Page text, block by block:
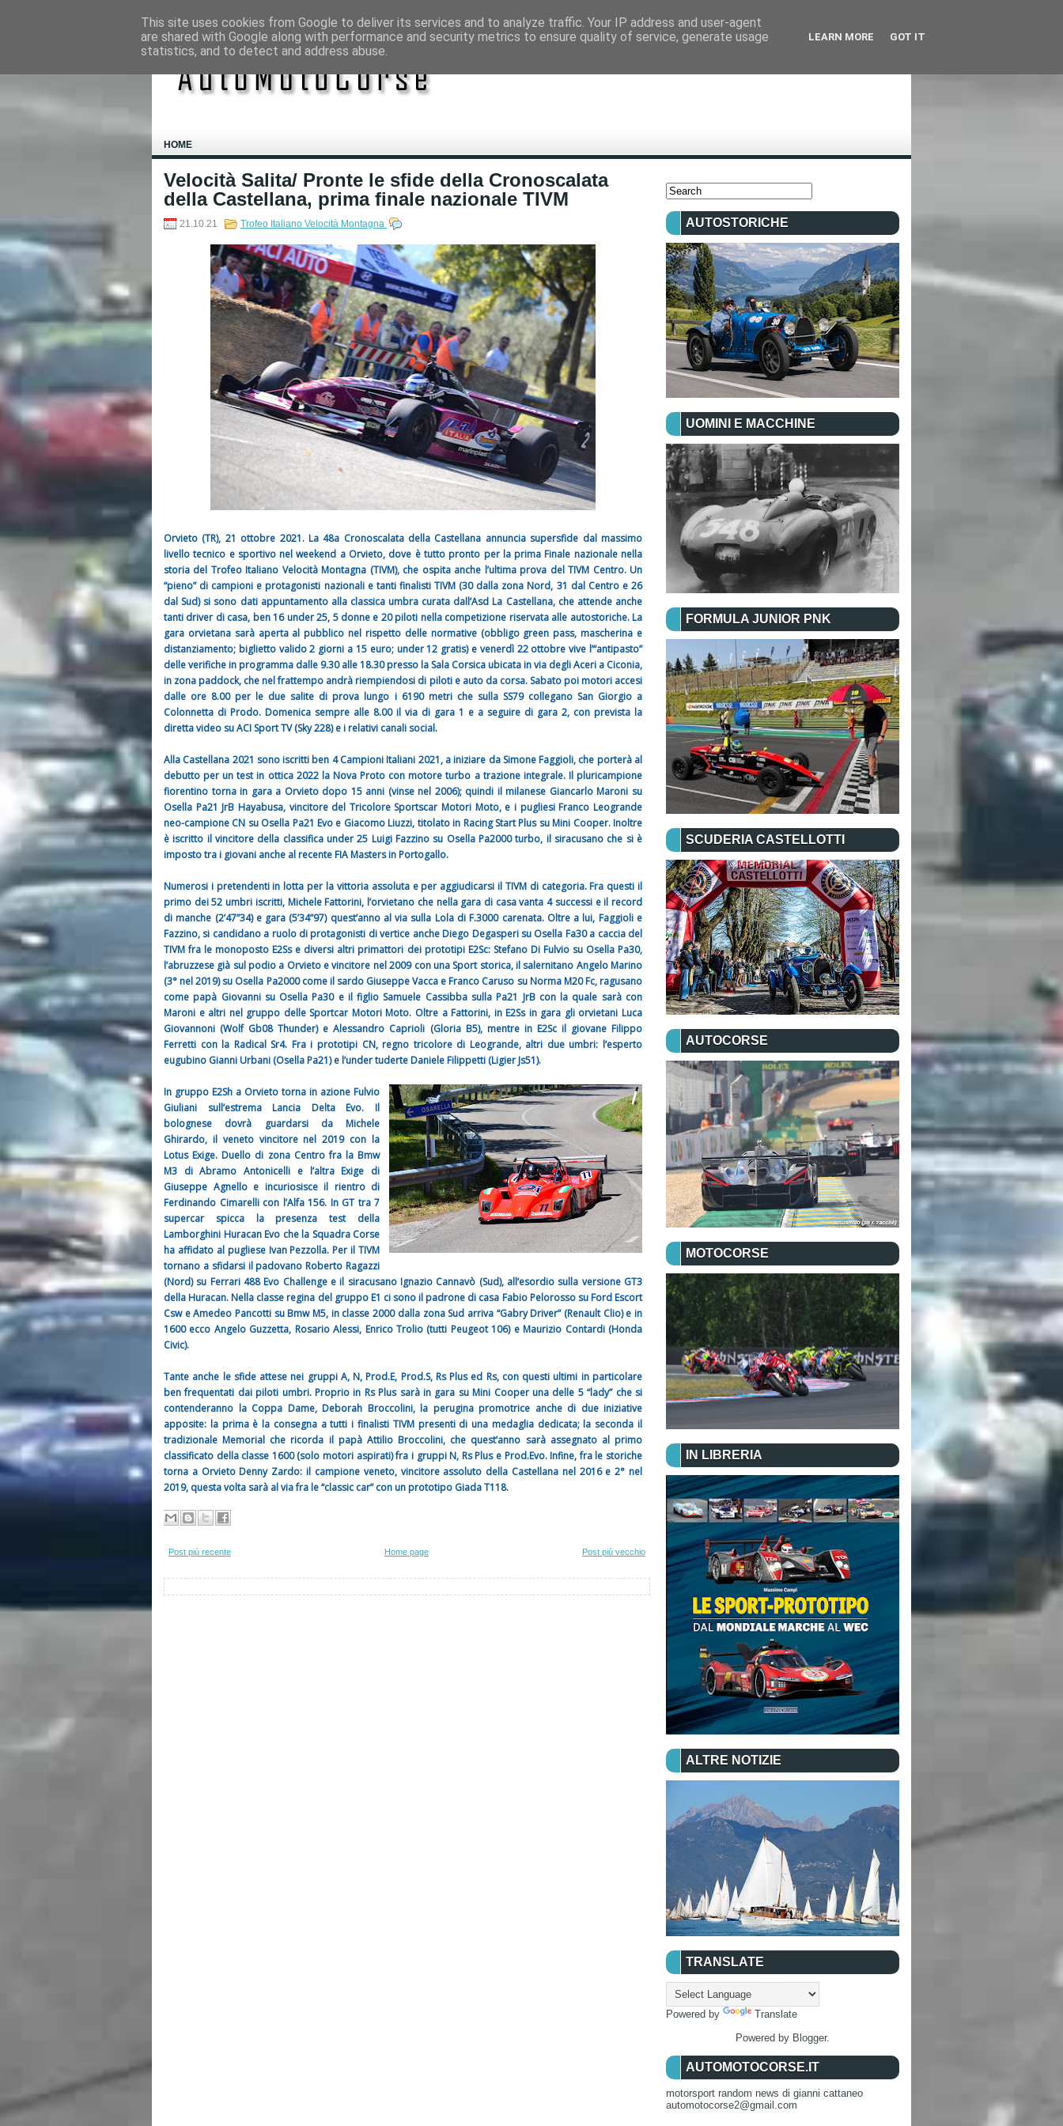
HOME
Velocità Salita/ Pronte le sfide della Cronoscalata
della Castellana, prima finale nazionale TIVM
21.10.21 Trofeo Italiano Velocità Montagna
Orvieto (TR), 21 ottobre 2021. La 48a Cronoscalata della Castellana annuncia supersfide dal massimo
livello tecnico e sportivo nel weekend a Orvieto, dove è tutto pronto per la prima Finale nazionale nella
storia del Trofeo Italiano Velocità Montagna (TIVM), che ospita anche l’ultima prova del TIVM Centro. Un
“pieno” di campioni e protagonisti nazionali e tanti finalisti TIVM (30 dalla zona Nord, 31 dal Centro e 26
dal Sud) si sono dati appuntamento alla classica umbra curata dall’Asd La Castellana, che attende anche
tanti driver di casa, ben 16 under 25, 5 donne e 20 piloti nella competizione riservata alle autostoriche. La
gara orvietana sarà aperta al pubblico nel rispetto delle normative (obbligo green pass, mascherina e
distanziamento; biglietto valido 2 giorni a 15 euro; under 12 gratis) e venerdì 22 ottobre vive l’“antipasto”
delle verifiche in programma dalle 9.30 alle 18.30 presso la Sala Corsica ubicata in via degli Aceri a Ciconia,
in zona paddock, che nel frattempo andrà riempiendosi di piloti e auto da corsa. Sabato poi motori accesi
dalle ore 8.00 per le due salite di prova lungo i 6190 metri che sulla SS79 collegano San Giorgio a
Colonnetta di Prodo. Domenica sempre alle 8.00 il via di gara 1 e a seguire di gara 2, con prevista la
diretta video su ACI Sport TV (Sky 228) e i relativi canali social.
Alla Castellana 2021 sono iscritti ben 4 Campioni Italiani 2021, a iniziare da Simone Faggioli, che porterà al
debutto per un test in ottica 2022 la Nova Proto con motore turbo a trazione integrale. Il pluricampione
fiorentino torna in gara a Orvieto dopo 15 anni (vinse nel 2006); quindi il milanese Giancarlo Maroni su
Osella Pa21 JrB Hayabusa, vincitore del Tricolore Sportscar Motori Moto, e i pugliesi Franco Leogrande
neo-campione CN su Osella Pa21 Evo e Giacomo Liuzzi, titolato in Racing Start Plus su Mini Cooper. Inoltre
è iscritto il vincitore della classifica under 25 Luigi Fazzino su Osella Pa2000 turbo, il siracusano che si è
imposto tra i giovani anche al recente FIA Masters in Portogallo.
Numerosi i pretendenti in lotta per la vittoria assoluta e per aggiudicarsi il TIVM di categoria. Fra questi il
primo dei 52 umbri iscritti, Michele Fattorini, l’orvietano che nella gara di casa vanta 4 successi e il record
di manche (2’47”34) e gara (5’34”97) quest’anno al via sulla Lola di F.3000 carenata. Oltre a lui, Faggioli e
Fazzino, si candidano a ruolo di protagonisti di vertice anche Diego Degasperi su Osella Fa30 a caccia del
TIVM fra le monoposto E2Ss e diversi altri primattori dei prototipi E2Sc: Stefano Di Fulvio su Osella Pa30,
l’abruzzese già sul podio a Orvieto e vincitore nel 2009 con una Sport storica, il salernitano Angelo Marino
(3° nel 2019) su Osella Pa2000 come il sardo Giuseppe Vacca e Franco Caruso su Norma M20 Fc, ragusano
come papà Giovanni su Osella Pa30 e il figlio Samuele Cassibba sulla Pa21 JrB con la quale sarà con
Maroni e altri nel gruppo delle Sportcar Motori Moto. Oltre a Fattorini, in E2Ss in gara gli orvietani Luca
Giovannoni (Wolf Gb08 Thunder) e Alessandro Caprioli (Gloria B5), mentre in E2Sc il giovane Filippo
Ferretti con la Radical Sr4. Fra i prototipi CN, regno tricolore di Leogrande, altri due umbri: l’esperto
eugubino Gianni Urbani (Osella Pa21) e l’under tuderte Daniele Filippetti (Ligier Js51).
In gruppo E2Sh a Orvieto torna in azione Fulvio
Giuliani sull’estrema Lancia Delta Evo. Il
bolognese dovrà guardarsi da Michele
Ghirardo, il veneto vincitore nel 2019 con la
Lotus Exige. Duello di zona Centro fra la Bmw
M3 di Abramo Antonicelli e l’altra Exige di
Giuseppe Agnello e incuriosisce il rientro di
Ferdinando Cimarelli con l’Alfa 156. In GT tra 7
supercar spicca la presenza test della
Lamborghini Huracan Evo che la Squadra Corse
ha affidato al pugliese Ivan Pezzolla. Per il TIVM
tornano a sfidarsi il padovano Roberto Ragazzi
(Nord) su Ferrari 488 Evo Challenge e il siracusano Ignazio Cannavò (Sud), all’esordio sulla versione GT3
della Huracan. Nella classe regina del gruppo E1 ci sono il padrone di casa Fabio Pelorosso su Ford Escort
Csw e Amedeo Pancotti su Bmw M5, in classe 2000 dalla zona Sud arriva “Gabry Driver” (Renault Clio) e in
1600 ecco Angelo Guzzetta, Rosario Alessi, Enrico Trolio (tutti Peugeot 106) e Maurizio Contardi (Honda
Civic).
Tante anche le sfide attese nei gruppi A, N, Prod.E, Prod.S, Rs Plus ed Rs, con questi ultimi in particolare
ben frequentati dai piloti umbri. Proprio in Rs Plus sarà in gara su Mini Cooper una delle 5 “lady” che si
contenderanno la Coppa Dame, Deborah Broccolini, la perugina promotrice anche di due iniziative
apposite: la prima è la consegna a tutti i finalisti TIVM presenti di una medaglia dedicata; la seconda il
tradizionale Memorial che ricorda il papà Attilio Broccolini, che quest’anno sarà assegnato al primo
classificato della classe 1600 (solo motori aspirati) fra i gruppi N, Rs Plus e Prod.Evo. Infine, fra le storiche
torna a Orvieto Denny Zardo: il campione veneto, vincitore assoluto della Castellana nel 2016 e 2° nel
2019, questa volta sarà al via fra le “classic car” con un prototipo Giada T118.
Post più recente Post più vecchio
Home page
AUTOSTORICHE
UOMINI E MACCHINE
FORMULA JUNIOR PNK
SCUDERIA CASTELLOTTI
AUTOCORSE
MOTOCORSE
IN LIBRERIA
ALTRE NOTIZIE
TRANSLATE
Powered by
Translate
Powered by Blogger.
AUTOMOTOCORSE.IT
motorsport random news di gianni cattaneo
automotocorse2@gmail.com
This site uses cookies from Google to deliver its services and to analyze traffic. Your IP address and user-agent
are shared with Google along with performance and security metrics to ensure quality of service, generate usage
statistics, and to detect and address abuse.
LEARN MORE GOT IT